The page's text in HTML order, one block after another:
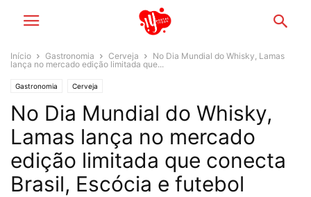
Início Gastronomia Cerveja
No Dia Mundial do Whisky, Lamas
lança no mercado edição limitada que...
Gastronomia Cerveja
No Dia Mundial do Whisky,
Lamas lança no mercado
edição limitada que conecta
Brasil, Escócia e futebol